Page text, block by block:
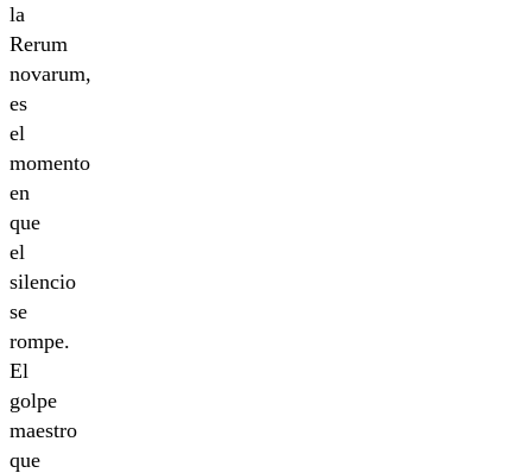
la
Rerum
novarum,
es
el
momento
en
que
el
silencio
se
rompe.
El
golpe
maestro
que